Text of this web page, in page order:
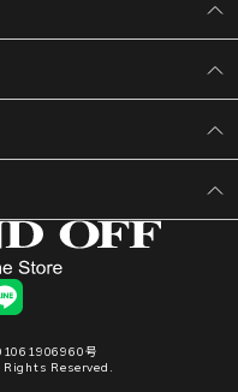
号
Reserved.